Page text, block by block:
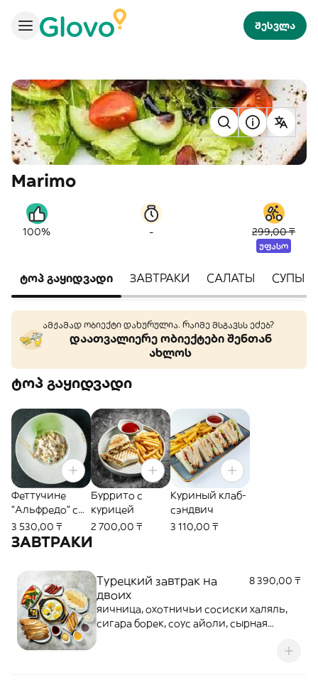
შესვლა
Marimo
100% - 299,00 ₸
უფასო
ტოპ გაყიდვადი ЗАВТРАКИ САЛАТЫ СУПЫ
ამჟამად ობიექტი დახურულია. რაიმე მსგავსს ეძებ?
დაათვალიერე ობიექტები შენთან
ახლოს
ტოპ გაყიდვადი
Феттучине
"Альфредо" с
курицей и
грибами
3 530,00 ₸
Буррито с
курицей
2 700,00 ₸
Куриный клаб-
сэндвич
3 110,00 ₸
ЗАВТРАКИ
Турецкий завтрак на
двоих
8 390,00 ₸
яичница, охотничьи сосиски халяль,
сигара борек, соус айоли, сырная